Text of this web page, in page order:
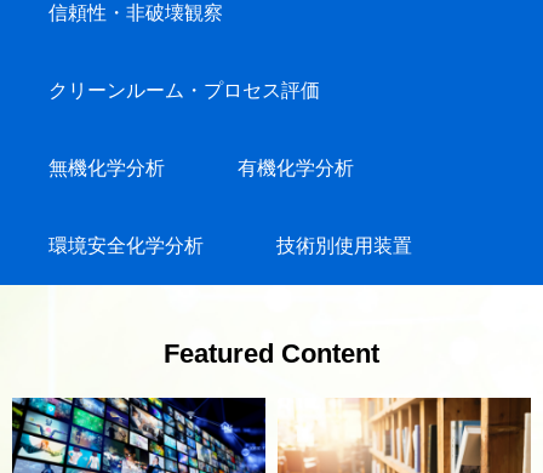
信頼性・非破壊観察
クリーンルーム・プロセス評価
無機化学分析 有機化学分析
環境安全化学分析 技術別使用装置
Featured Content